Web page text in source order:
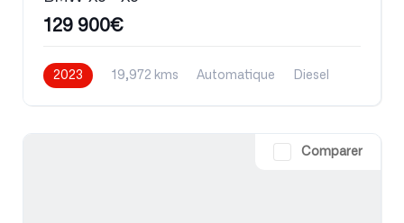
129 900€
2023 19,972 kms Automatique Diesel
Comparer